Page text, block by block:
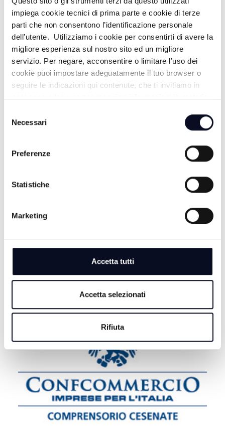
impiega cookie tecnici di prima parte e cookie di terze
parti che non consentono l’identificazione personale
dell’utente. Utilizziamo i cookie per consentirti di avere la
migliore esperienza sul nostro sito ed un migliore
servizio. Per negare, acconsentire o limitare l’uso dei
cookie puoi impostare adeguatamente il tuo browser o
seguire le indicazioni qui contenute, che ti invitiamo in
ogni caso a leggere per maggiori informazioni in materia
delNecessari
Preferenze
Statistiche
Marketing
Accetta tutti
Accetta selezionati
Rifiuta
CALCIO: Eccellenza, il Rimini riparte, esordio con la
Sammaurese
SPORT: Nasce Elephas Sport, nuova casa dell’atletica
8 AGOSTO 2026